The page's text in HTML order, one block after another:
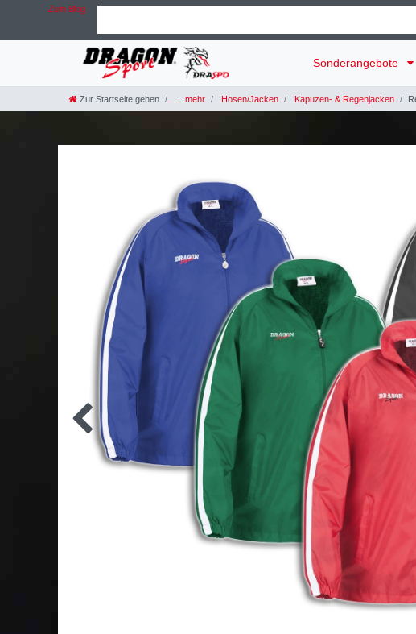
Zum Blog
Sonderangebote
Zur Startseite gehen ... mehr Hosen/Jacken Kapuzen- & Regenjacken